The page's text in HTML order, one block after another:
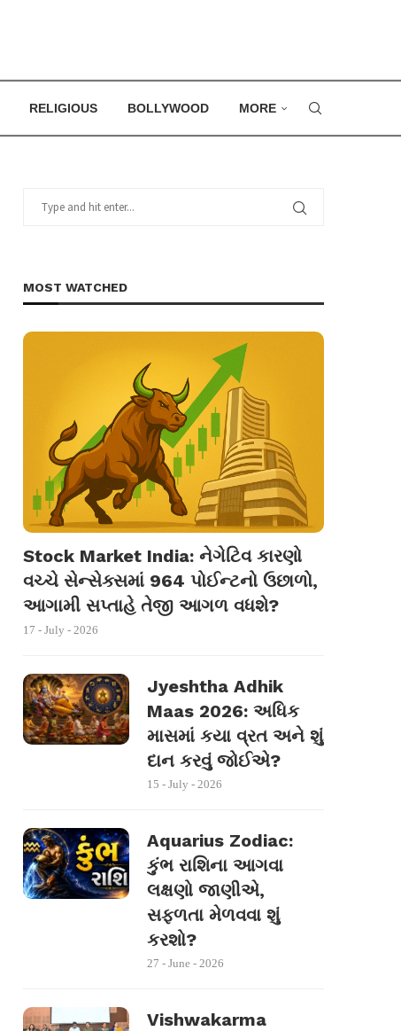
RELIGIOUS BOLLYWOOD MORE
MOST WATCHED
Stock Market India: નેગેટિવ કારણો
વચ્ચે સેન્સેક્સમાં 964 પોઈન્ટનો ઉછાળો,
આગામી સપ્તાહે તેજી આગળ વધશે?
17 - July - 2026
Jyeshtha Adhik
Maas 2026: અધિક
માસમાં કયા વ્રત અને શું
દાન કરવું જોઈએ?
15 - July - 2026
Aquarius Zodiac:
કુંભ રાશિના આગવા
લક્ષણો જાણીએ,
સફળતા મેળવવા શું
કરશો?
27 - June - 2026
Vishwakarma